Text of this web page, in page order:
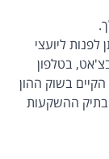
ליועצי
בטלפון
בשוק ההון
בתיק ההשקעות